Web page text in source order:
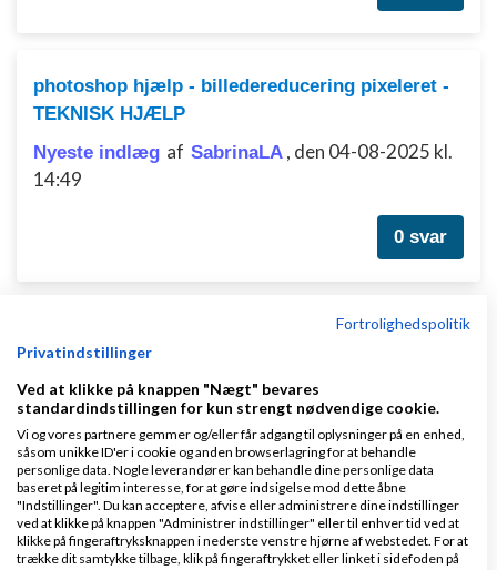
photoshop hjælp - billedereducering pixeleret -
TEKNISK HJÆLP
Nyeste indlæg af SabrinaLA , den 04-08-2025 kl.
14:49
0 svar
Forstår du det her AB-test resultat...?
2025 kl. 11:50
0 svar
Fortrolighedspolitik
Privatindstillinger
Ved at klikke på knappen "Nægt" bevares
standardindstillingen for kun strengt nødvendige cookie.
Vi og vores partnere gemmer og/eller får adgang til oplysninger på en enhed,
såsom unikke ID'er i cookie og anden browserlagring for at behandle
personlige data. Nogle leverandører kan behandle dine personlige data
baseret på legitim interesse, for at gøre indsigelse mod dette åbne
"Indstillinger". Du kan acceptere, afvise eller administrere dine indstillinger
ved at klikke på knappen "Administrer indstillinger" eller til enhver tid ved at
klikke på fingeraftryksknappen i nederste venstre hjørne af webstedet. For at
trække dit samtykke tilbage, klik på fingeraftrykket eller linket i sidefoden på